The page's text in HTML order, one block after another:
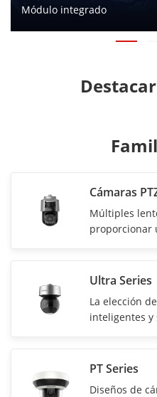
Módulo integrado
Cámaras
Múltiples
proporcionar
Ultra Series
La elección
inteligentes
PT Series
Diseños de